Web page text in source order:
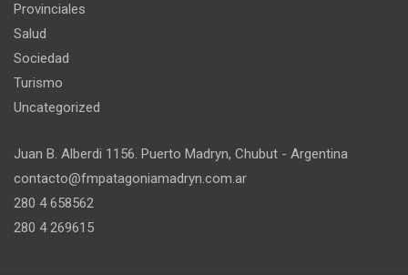
Provinciales
Salud
Sociedad
Turismo
Uncategorized
Juan B. Alberdi 1156. Puerto Madryn, Chubut - Argentina
contacto@fmpatagoniamadryn.com.ar
280 4 658562
280 4 269615